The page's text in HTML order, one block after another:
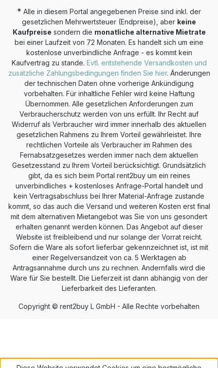
* Alle in diesem Portal angegebenen Preise sind inkl. der
gesetzlichen Mehrwertsteuer (Endpreise), aber keine
Kaufpreise sondern die monatliche alternative Mietrate
bei einer Laufzeit von 72 Monaten. Es handelt sich um eine
kostenlose unverbindliche Anfrage - es kommt kein
Kaufvertrag zu stande. Evtl. entstehende Versandkosten und
zusätzliche Zahlungsbedingungen finden Sie hier. Änderungen
der technischen Daten ohne vorherige Ankündigung
vorbehalten. Für inhaltliche Fehler wird keine Haftung
Übernommen. Alle gesetzlichen Anforderungen zum
Verbraucherschutz werden von uns erfüllt. Ihr Recht auf
Widerruf als Verbraucher wird immer innerhalb des aktuellen
gesetzlichen Rahmens zu Ihrem Vorteil gewährleistet. Ihre
rechtlichen Vorteile als Verbraucher im Rahmen des
Fernabsatzgesetzes werden immer nach dem aktuellen
Gesetzesstand zu Ihrem Vorteil berücksichtigt. Grundsätzlich
gibt, da es sich beim Portal rent2buy um ein reines
unverbindliches + kostenloses Anfrage-Portal handelt und
kein Vertragsabschluss bei Ihrer Material-Anfrage zustande
kommt, so das auch die Versand und weiteren Kosten erst final
mit dem alternativen Mietangebot was Sie von uns gesondert
erhalten genannt werden können. Das Angebot auf dieser
Website ist freibleibend und nur solange der Vorrat reicht.
Sofern die Ware als sofort lieferbar gekennzeichnet ist, ist mit
einer Regelversandzeit von ca. 5 Werktagen ab
Antragsannahme durch uns zu rechnen. Andernfalls wird die
Ware für Sie bestellt. Die Lieferzeit ist dann abhängig von der
Lieferbarkeit des Lieferanten.
Copyright © rent2buy L GmbH - Alle Rechte vorbehalten